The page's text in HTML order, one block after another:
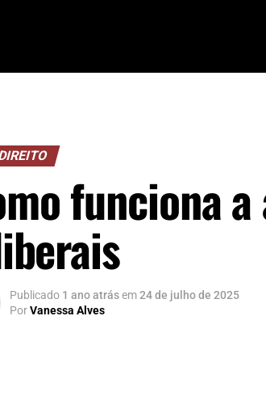
funciona
Publicado 1 ano atrásem24 de julho de 2025
PorVanessa Alves